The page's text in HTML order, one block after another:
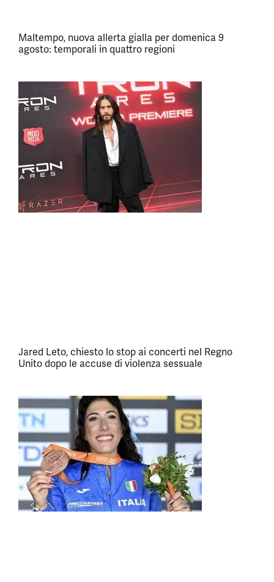
Maltempo, nuova allerta gialla per domenica 9
agosto: temporali in quattro regioni
Jared Leto, chiesto lo stop ai concerti nel Regno
Unito dopo le accuse di violenza sessuale